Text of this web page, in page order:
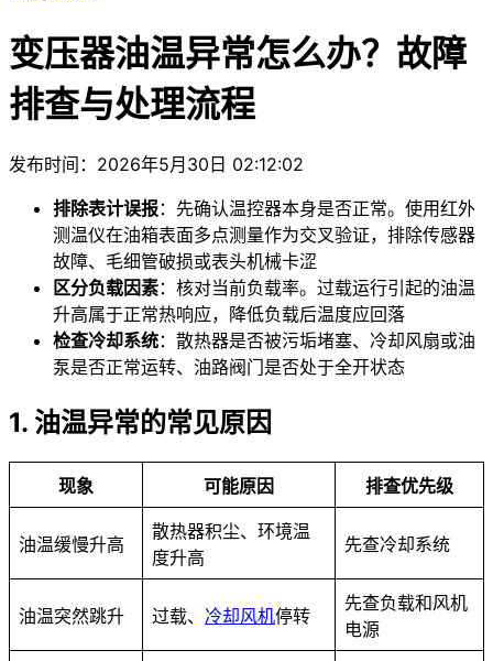
变压器油温异常怎么办？故障
排查与处理流程
发布时间：2026年5月30日 02:12:02
排除表计误报：先确认温控器本身是否正常。使用红外
测温仪在油箱表面多点测量作为交叉验证，排除传感器
故障、毛细管破损或表头机械卡涩
区分负载因素：核对当前负载率。过载运行引起的油温
升高属于正常热响应，降低负载后温度应回落
检查冷却系统：散热器是否被污垢堵塞、冷却风扇或油
泵是否正常运转、油路阀门是否处于全开状态
1. 油温异常的常见原因
现象 可能原因 排查优先级
油温缓慢升高
散热器积尘、环境温
度升高
先查冷却系统
油温突然跳升 过载、 冷却风机停转
先查负载和风机
电源